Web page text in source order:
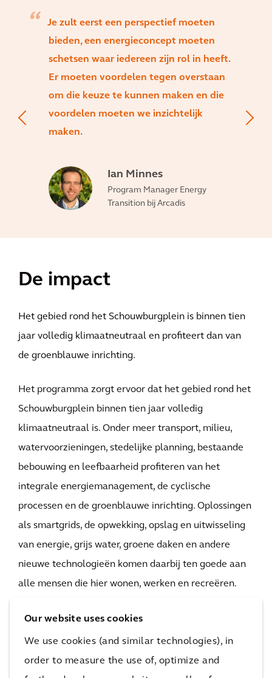
Our website uses cookies
We use cookies (and similar technologies), in
order to measure the use of, optimize and
Je zult eerst een perspectief moeten
bieden, een energieconcept moeten
schetsen waar iedereen zijn rol in heeft.
Er moeten voordelen tegen overstaan
om die keuze te kunnen maken en die
voordelen moeten we inzichtelijk
maken.
Ian Minnes
Program Manager Energy
Transition bij Arcadis
De impact
Het gebied rond het Schouwburgplein is binnen tien
jaar volledig klimaatneutraal en profiteert dan van
de groenblauwe inrichting.
Het programma zorgt ervoor dat het gebied rond het
Schouwburgplein binnen tien jaar volledig
klimaatneutraal is. Onder meer transport, milieu,
watervoorzieningen, stedelijke planning, bestaande
bebouwing en leefbaarheid profiteren van het
integrale energiemanagement, de cyclische
processen en de groenblauwe inrichting. Oplossingen
als smartgrids, de opwekking, opslag en uitwisseling
van energie, grijs water, groene daken en andere
nieuwe technologieën komen daarbij ten goede aan
alle mensen die hier wonen, werken en recreëren.
zoals lagere energiekosten door energiebesparing.